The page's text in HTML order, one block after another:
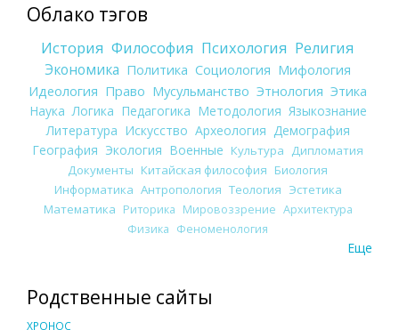
Облако тэгов
История Философия Психология Религия
Экономика Политика Социология Мифология
Идеология Право Мусульманство Этнология Этика
Наука Логика Педагогика Методология Языкознание
Литература Искусство Археология Демография
География Экология Военные Культура
Дипломатия
Документы Китайская философия Биология
Информатика Антропология Теология Эстетика
Математика Риторика Мировоззрение Архитектура
Физика Феноменология
Еще
Родственные сайты
ХРОНОС